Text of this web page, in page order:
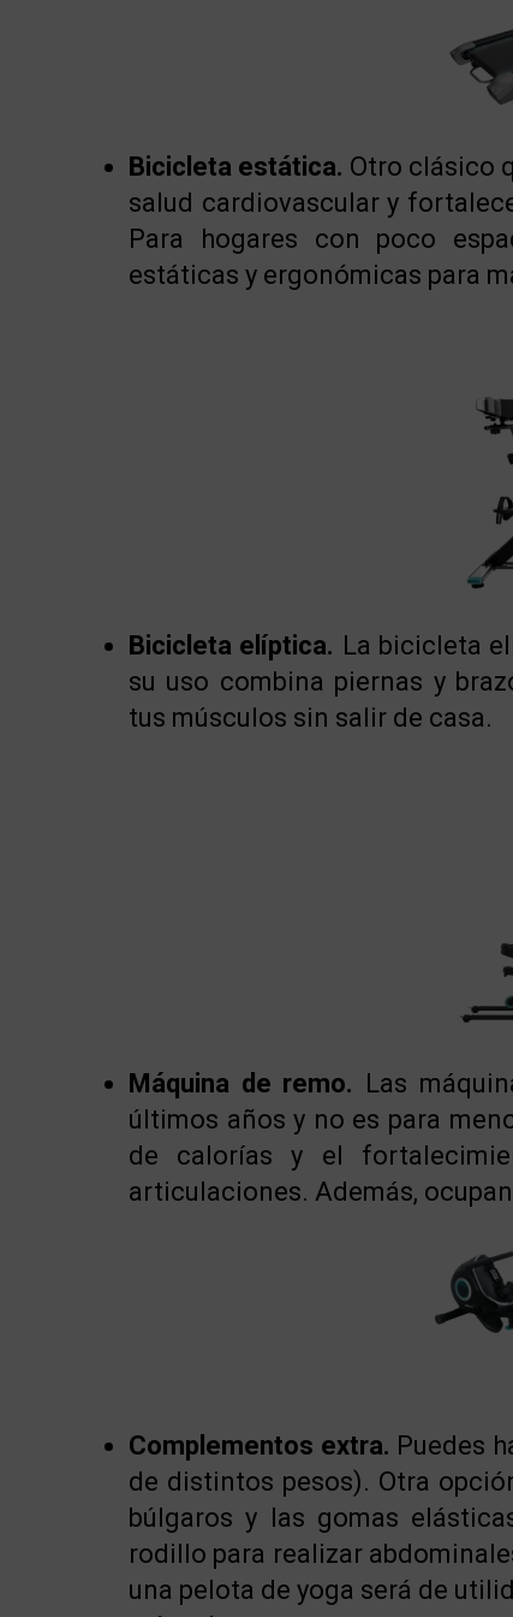
Bicicleta estática. Otro clásico
salud cardiovascular y
Para hogares con poco
estáticas y ergonómicas para
Bicicleta elíptica. La bicicleta
su uso combina piernas y
tus músculos sin salir de casa.
Máquina de remo. Las
últimos años y no es para
de calorías y el
articulaciones. Además,
Complementos extra. Puedes
de distintos pesos). Otra
búlgaros y las gomas
rodillo para realizar
una pelota de yoga será de